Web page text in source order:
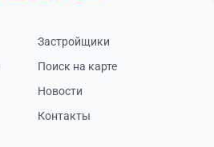
Застройщики
Поиск на карте
Новости
Контакты